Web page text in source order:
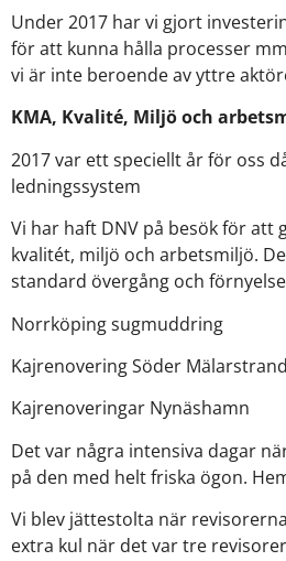
Under 2017 har vi gjort
för att kunna hålla processer
vi är inte beroende av yttre
KMA, Kvalité, Miljö och
2017 var ett speciellt år för oss
ledningssystem
Vi har haft DNV på besök för att
kvalitét, miljö och arbetsmiljö.
standard övergång och
Norrköping sugmuddring
Kajrenovering Söder Mälarstrand
Kajrenoveringar Nynäshamn
Det var några intensiva dagar
på den med helt friska ögon.
Vi blev jättestolta när
extra kul när det var tre